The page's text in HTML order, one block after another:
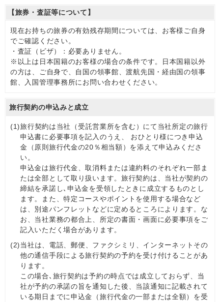
【旅券・査証等について】
現在お持ちの旅券の有効残存期間については、お客様ご自身
でご確認ください。
・査証（ビザ）：必要ありません。
※以上は日本国籍のお客様の場合の条件です。日本国籍以外
の方は、ご自身で、自国の領事館、渡航先国・経由国の領事
館、入国管理事務所にお問い合わせください。
旅行契約の申込みと成立
(1)旅行契約は当社（受託営業所を含む）にて当社所定の旅行
申込書に必要事項を記入のうえ、 おひとり様につき申込
金（原則旅行代金の20％相当額）を添えて申込みくださ
い。
申込金は旅行代金、取消料または違約料のそれぞれ一部ま
たは全部として取り扱います。旅行契約は、当社が契約の
締結を承諾し､申込金を受領したときに成立するものとし
ます。また、特定コースやポイントを使用する場合など
は、別途パンフレットなどに定めるところによります。な
お、当社業務の都合上、所定の書面・画面に必要事項をご
記入いただく場合があります。
(2)当社は、電話、郵便、ファクシミリ、インターネットその
他の通信手段による旅行契約の予約を受け付けることがあ
ります。
この場合､旅行契約は予約の時点では成立しておらず、当
社が予約の承諾の旨を通知した後、当該通知に記載されて
いる期日までに申込金（旅行代金の一部または全額）を受